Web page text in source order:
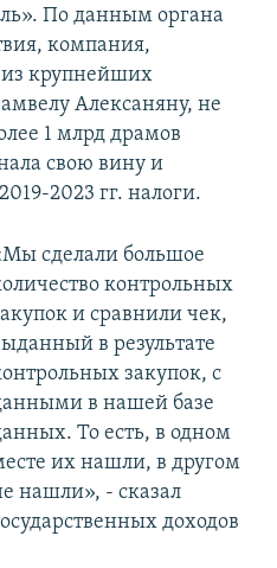
По данным органа
компания,
крупнейших
Алексаняну, не
1 млрд драмов
свою вину и
2023 гг. налоги.
сделали большое
контрольных
и сравнили чек,
в результате
закупок, с
в нашей базе
То есть, в одном
их нашли, в другом
нашли», - сказал
доходов